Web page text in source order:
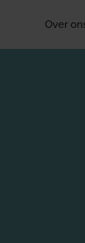
Over